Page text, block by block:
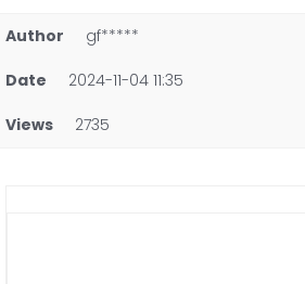
Author gf*****
Date 2024-11-04 11:35
Views 2735